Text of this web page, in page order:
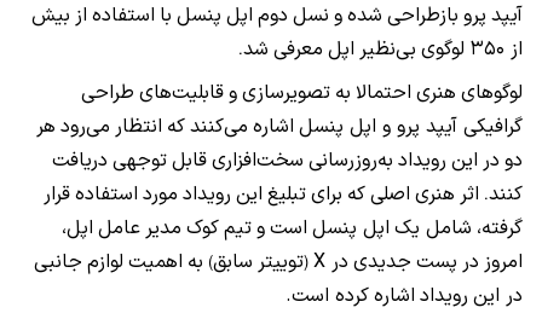
آیپد پرو بازطراحی شدهو نسل دوم اپل پنسل با استفاده از بیش
از ۳۵۰
لوگوی بی‌نظیر اپل معرفی شد.
لوگوهای هنری احتمالا به تصویرسازیوقابلیت‌های طراحی
گرافیکی آیپد پرو و اپل پنسل اشاره می‌کنندکه انتظار می‌رود هر
دو در این رویداد به‌روزرسانی سخت‌افزاریقابلتوجهی دریافت
کنند. اثر هنری اصلیکه برایتبلیغ این رویداد مورد استفادهقرار
گرفته، شامل یک اپل پنسل استوتیمکوک مدیر عامل اپل،
امروز در پست جدیدی در X (توییتر سابق) به اهمیت لوازم جانبی
در این رویداد اشارهکرده است.